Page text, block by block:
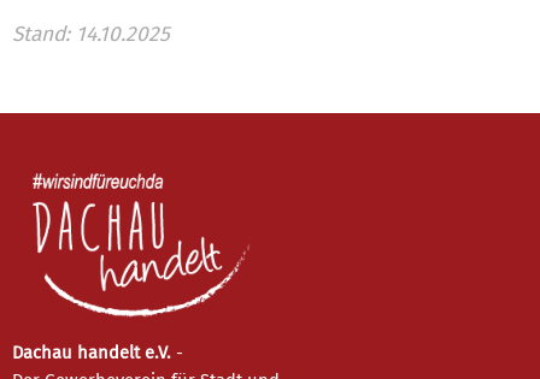
Stand: 14.10.2025
Dachau handelt e.V. -